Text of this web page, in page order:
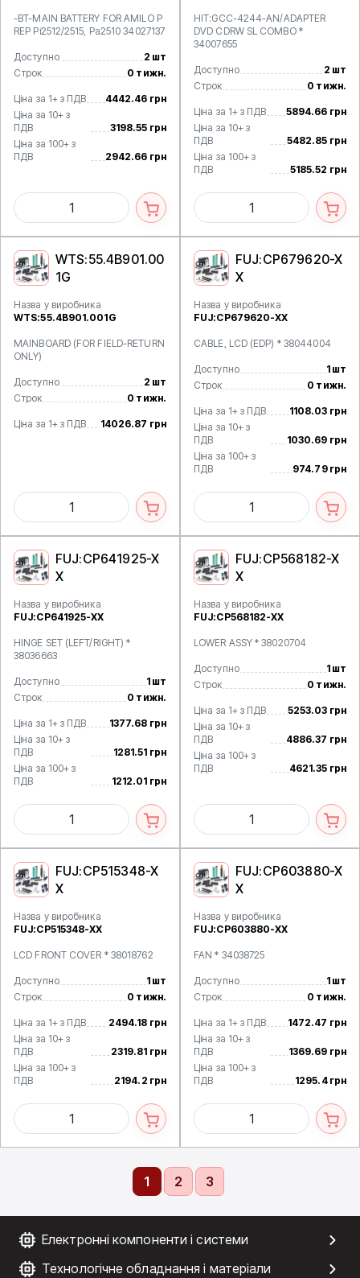
Електронні компоненти і системи
Технологічне обладнання і матеріали
-BT-MAIN BATTERY FOR AMILO P
REP Pi2512/2515, Pa2510 34027137
Доступно
2 шт
Строк
0 тижн.
Ціна за 1+ з ПДВ
4442.46 грн
Ціна за 10+ з
ПДВ
3198.55 грн
Ціна за 100+ з
ПДВ
2942.66 грн
HIT:GCC-4244-AN/ADAPTER
DVD CDRW SL COMBO *
34007655
Доступно
2 шт
Строк
0 тижн.
Ціна за 1+ з ПДВ
5894.66 грн
Ціна за 10+ з
ПДВ
5482.85 грн
Ціна за 100+ з
ПДВ
5185.52 грн
WTS:55.4B901.00
1G
Назва у виробника
WTS:55.4B901.001G
MAINBOARD (FOR FIELD-RETURN
ONLY)
Доступно
2 шт
Строк
0 тижн.
Ціна за 1+ з ПДВ 14026.87 грн
FUJ:CP679620-X
X
Назва у виробника
FUJ:CP679620-XX
CABLE, LCD (EDP) * 38044004
Доступно
1 шт
Строк
0 тижн.
Ціна за 1+ з ПДВ
1108.03 грн
Ціна за 10+ з
ПДВ
1030.69 грн
Ціна за 100+ з
ПДВ
974.79 грн
FUJ:CP641925-X
X
Назва у виробника
FUJ:CP641925-XX
HINGE SET (LEFT/RIGHT) *
38036663
Доступно
1 шт
Строк
0 тижн.
Ціна за 1+ з ПДВ
1377.68 грн
Ціна за 10+ з
ПДВ
1281.51 грн
Ціна за 100+ з
ПДВ
1212.01 грн
FUJ:CP568182-X
X
Назва у виробника
FUJ:CP568182-XX
LOWER ASSY * 38020704
Доступно
1 шт
Строк
0 тижн.
Ціна за 1+ з ПДВ
5253.03 грн
Ціна за 10+ з
ПДВ
4886.37 грн
Ціна за 100+ з
ПДВ
4621.35 грн
FUJ:CP515348-X
X
Назва у виробника
FUJ:CP515348-XX
LCD FRONT COVER * 38018762
Доступно
1 шт
Строк
0 тижн.
Ціна за 1+ з ПДВ
2494.18 грн
Ціна за 10+ з
ПДВ
2319.81 грн
Ціна за 100+ з
ПДВ
2194.2 грн
FUJ:CP603880-X
X
Назва у виробника
FUJ:CP603880-XX
FAN * 34038725
Доступно
1 шт
Строк
0 тижн.
Ціна за 1+ з ПДВ
1472.47 грн
Ціна за 10+ з
ПДВ
1369.69 грн
Ціна за 100+ з
ПДВ
1295.4 грн
1 2 3